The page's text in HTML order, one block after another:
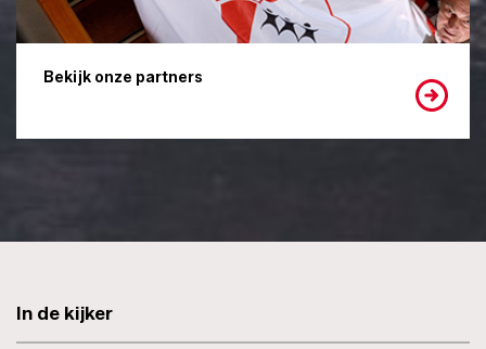
Bekijk onze partners
In de kijker